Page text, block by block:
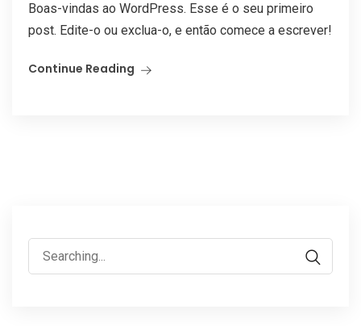
Boas-vindas ao WordPress. Esse é o seu primeiro
post. Edite-o ou exclua-o, e então comece a escrever!
Continue Reading
Search
for: